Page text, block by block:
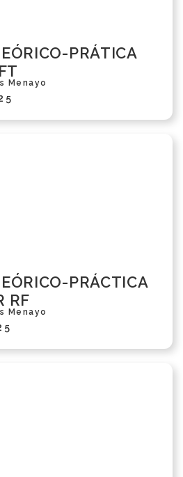
PRÁTICA
Menayo
PRÁCTICA
RF
Menayo